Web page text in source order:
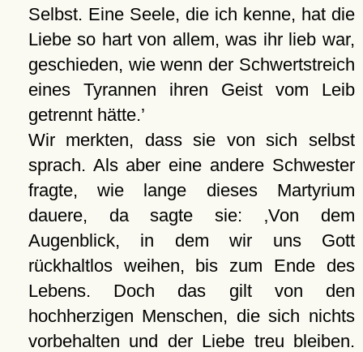
Selbst. Eine Seele, die ich kenne, hat die
Liebe so hart von allem, was ihr lieb war,
geschieden, wie wenn der Schwertstreich
eines Tyrannen ihren Geist vom Leib
getrennt hätte.
Wir merkten, dass sie von sich selbst
sprach. Als aber eine andere Schwester
fragte, wie lange dieses Martyrium
dauere, da sagte sie:
Von dem
Augenblick, in dem wir uns Gott
rückhaltlos weihen, bis zum Ende des
Lebens. Doch das gilt von den
hochherzigen Menschen, die sich nichts
vorbehalten und der Liebe treu bleiben.